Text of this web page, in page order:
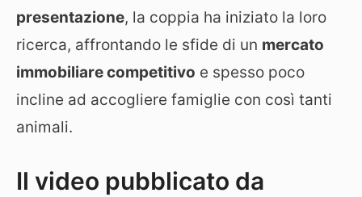
presentazione, la coppia ha iniziato la loro
ricerca, affrontando le sfide di un mercato
immobiliare competitivo e spesso poco
incline ad accogliere famiglie con così tanti
animali.
Il video pubblicato da